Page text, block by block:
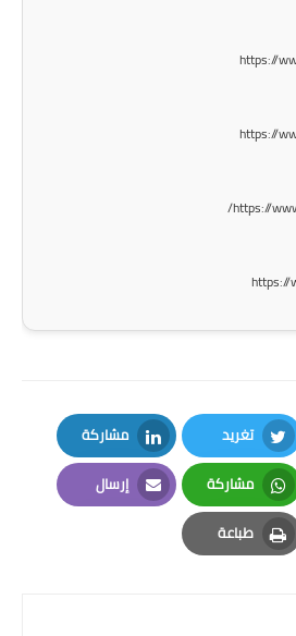
دروس
المرحلة الابتدائية
المرحلة المتوسطة
المرحلة الاعدادية
https://
https://
https://
https://
تغريد
Twitter
مشاركة
LinkedIn
مشاركة
Whatsapp
إرسال
Email
طباعة
Print